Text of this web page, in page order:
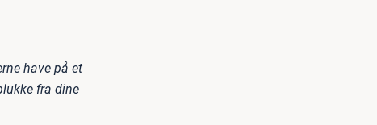
have på et
fra dine